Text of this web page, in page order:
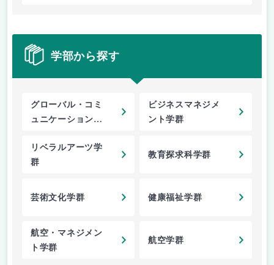
学部から探す
グローバル・コミ
ュニケーション学
ビジネスマネジメ
ント学群
リベラルアーツ学
群
教育探求科学群
芸術文化学群 健康福祉学群
航空・マネジメン
ト学群
航空学群